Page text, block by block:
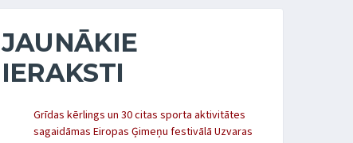
JAUNĀKIE
IERAKSTI
Grīdas kērlings un 30 citas sporta aktivitātes
sagaidāmas Eiropas Ģimeņu festivālā Uzvaras